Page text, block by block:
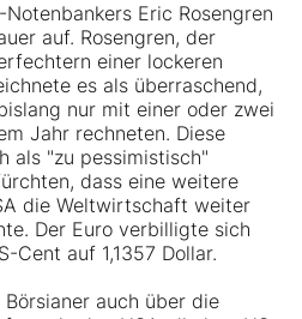
Eric Rosengren
auf. Rosengren, der
einer lockeren
es als überraschend,
nur mit einer oder zwei
Jahr rechneten. Diese
als "zu pessimistisch"
dass eine weitere
die Weltwirtschaft weiter
Der Euro verbilligte sich
Cent auf 1,1357 Dollar.
auch über die